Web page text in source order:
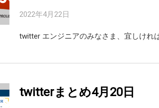
2022年4月22日
twitter エンジニアのみなさま、宜しけれ
twitterまとめ4月20日